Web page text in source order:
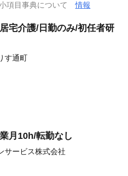
小項目事典について情報
宅介護/日勤のみ/初任者研
す通町
月10h/転勤なし
サービス株式会社